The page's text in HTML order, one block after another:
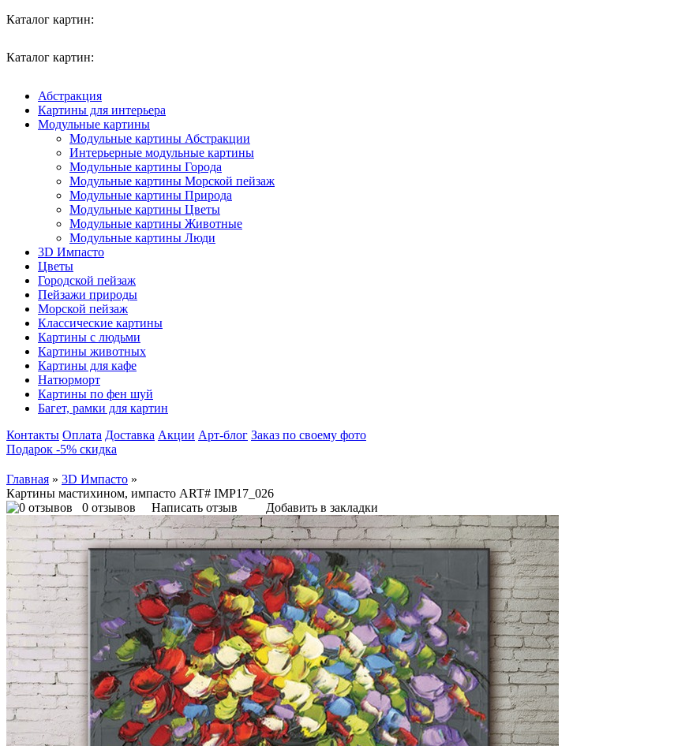
Каталог картин:
Каталог картин:
Абстракция
Картины для интерьера
Модульные картины
Модульные картины Абстракции
Интерьерные модульные картины
Модульные картины Города
Модульные картины Морской пейзаж
Модульные картины Природа
Модульные картины Цветы
Модульные картины Животные
Модульные картины Люди
3D Импасто
Цветы
Городской пейзаж
Пейзажи природы
Морской пейзаж
Классические картины
Картины с людьми
Картины животных
Картины для кафе
Натюрморт
Картины по фен шуй
Багет, рамки для картин
Контакты Оплата Доставка Акции Арт-блог Заказ по своему фото
Подарок -5% скидка
Главная » 3D Импасто »
Картины мастихином, импасто ART# IMP17_026
0 отзывов
Написать отзыв Добавить в закладки